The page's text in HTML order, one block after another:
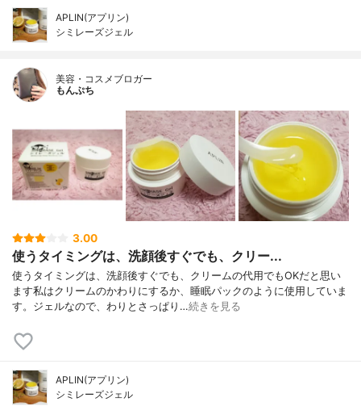
APLIN(アプリン)
シミレーズジェル
美容・コスメブロガー
もんぷち
3.00
使うタイミングは、洗顔後すぐでも、クリー...
使うタイミングは、洗顔後すぐでも、クリームの代用でもOKだと思い
ます私はクリームのかわりにするか、睡眠パックのように使用していま
す。ジェルなので、わりとさっぱり…続きを見る
APLIN(アプリン)
シミレーズジェル